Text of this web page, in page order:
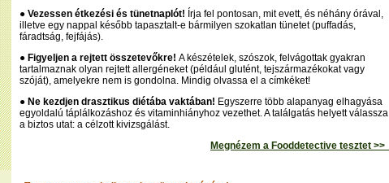
● Vezessen étkezési és tünetnaplót! Írja fel pontosan, mit evett, és néhány órával,
illetve egy nappal később tapasztalt-e bármilyen szokatlan tünetet (puffadás,
fáradtság, fejfájás).
● Figyeljen a rejtett összetevőkre! A készételek, szószok, felvágottak gyakran
tartalmaznak olyan rejtett allergéneket (például glutént, tejszármazékokat vagy
szóját), amelyekre nem is gondolna. Mindig olvassa el a címkéket!
● Ne kezdjen drasztikus diétába vaktában! Egyszerre több alapanyag elhagyása
egyoldalú táplálkozáshoz és vitaminhiányhoz vezethet. A találgatás helyett válassza
a biztos utat: a célzott kivizsgálást.
Megnézem a Fooddetective tesztet >>